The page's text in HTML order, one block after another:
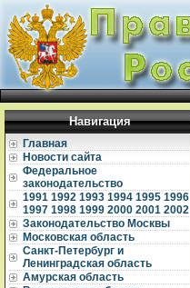
Навигация
Главная
Новости сайта
Федеральное
законодательство
1991 1992 1993 1994 1995 1996
1997 1998 1999 2000 2001 2002
Законодательство Москвы
Московская область
Санкт-Петербург и
Ленинградская область
Амурская область